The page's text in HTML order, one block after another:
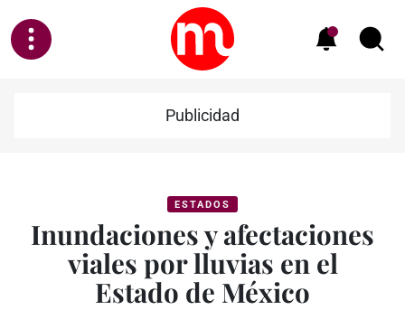
Publicidad
ESTADOS
Inundaciones y afectaciones
viales por lluvias en el
Estado de México